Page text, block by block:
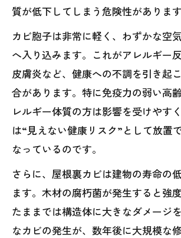
質が低下してしまう危険性があります
カビ胞子は非常に軽く、わずかな空
へ入り込みます。これがアレルギー
皮膚炎など、健康への不調を引き起
合があります。特に免疫力の弱い高
レルギー体質の方は影響を受けやす
は“見えない健康リスク”として放置
なっているのです。
さらに、屋根裏カビは建物の寿命の
ます。木材の腐朽菌が発生すると強
たままでは構造体に大きなダメージ
なカビの発生が、数年後に大規模な